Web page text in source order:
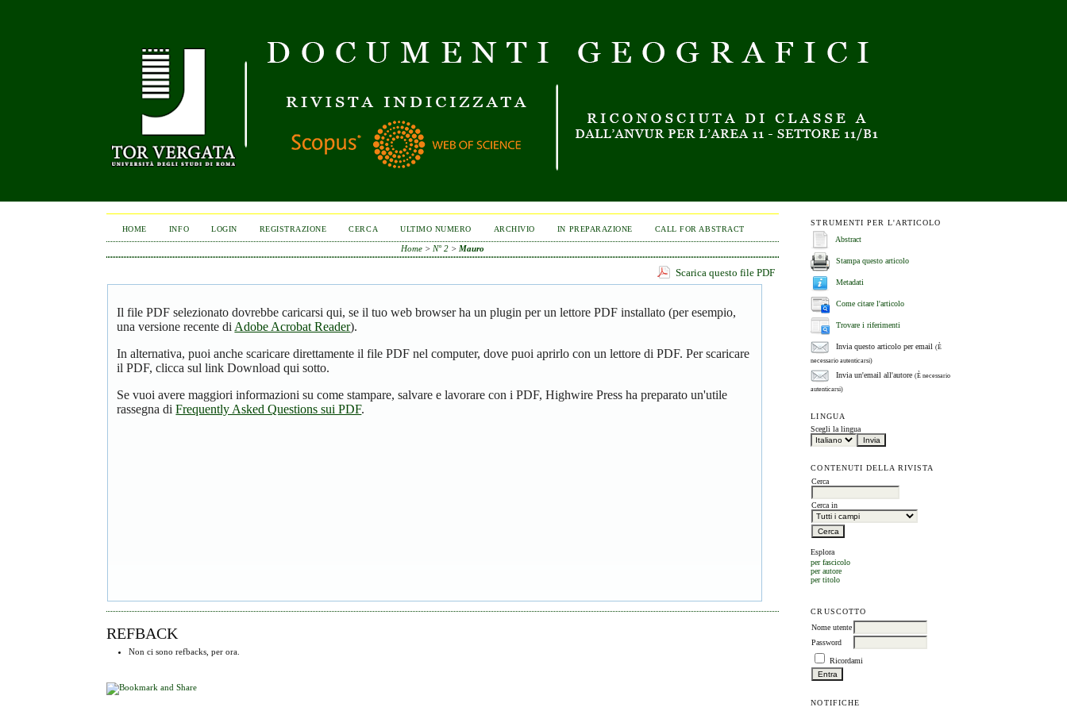
STRUMENTI PER L'ARTICOLO
Abstract
Stampa questo articolo
Metadati
Come citare l'articolo
Trovare i riferimenti
Invia questo articolo per email(È
necessario autenticarsi)
Invia un'email all'autore(È necessario
autenticarsi)
LINGUA
Scegli la lingua
CONTENUTI DELLA RIVISTA
Cerca
Cerca in
Esplora
per fascicolo
per autore
per titolo
CRUSCOTTO
Nome utente
Password
Ricordami
NOTIFICHE
HOME INFO LOGIN REGISTRAZIONE CERCA ULTIMO NUMERO ARCHIVIO IN PREPARAZIONE CALL FOR ABSTRACT
Home > N° 2 > Mauro
Scarica questo file PDF
Il file PDF selezionato dovrebbe caricarsi qui, se il tuo web browser ha un plugin per un lettore PDF installato (per esempio,
una versione recente di Adobe Acrobat Reader).
In alternativa, puoi anche scaricare direttamente il file PDF nel computer, dove puoi aprirlo con un lettore di PDF. Per scaricare
il PDF, clicca sul link Download qui sotto.
Se vuoi avere maggiori informazioni su come stampare, salvare e lavorare con i PDF, Highwire Press ha preparato un'utile
rassegna diFrequently Asked Questions sui PDF.
REFBACK
Non ci sono refbacks, per ora.